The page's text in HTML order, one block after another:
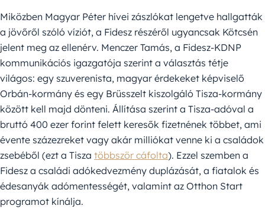
Miközben Magyar Péter hívei zászlókat lengetve hallgatták
a jövőről szóló víziót, a Fidesz részéről ugyancsak Kötcsén
jelent meg az ellenérv. Menczer Tamás, a Fidesz-KDNP
kommunikációs igazgatója szerint a választás tétje
világos: egy szuverenista, magyar érdekeket képviselő
Orbán-kormány és egy Brüsszelt kiszolgáló Tisza-kormány
között kell majd dönteni. Állítása szerint a Tisza-adóval a
bruttó 400 ezer forint felett keresők fizetnének többet, ami
évente százezreket vagy akár milliókat venne ki a családok
zsebéből (ezt a Tisza többször cáfolta). Ezzel szemben a
Fidesz a családi adókedvezmény duplázását, a fiatalok és
édesanyák adómentességét, valamint az Otthon Start
programot kínálja.